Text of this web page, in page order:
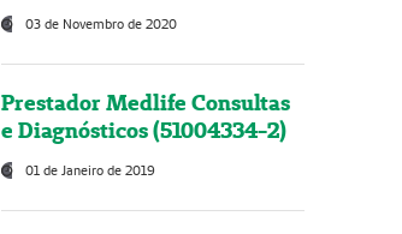
03 de Novembro de 2020
Prestador Medlife Consultas
e Diagnósticos (51004334-2)
01 de Janeiro de 2019